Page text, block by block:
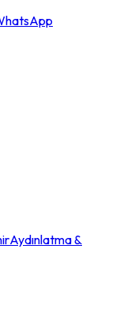
Aydınlatma &